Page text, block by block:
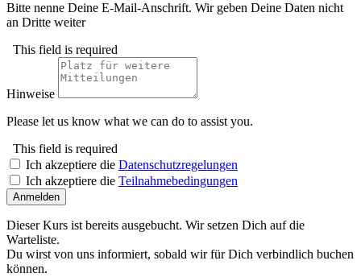
Bitte nenne Deine E-Mail-Anschrift. Wir geben Deine Daten nicht
an Dritte weiter
This field is required
Hinweise
Please let us know what we can do to assist you.
This field is required
Ich akzeptiere die Datenschutzregelungen
Ich akzeptiere die Teilnahmebedingungen
Anmelden
Dieser Kurs ist bereits ausgebucht. Wir setzen Dich auf die
Warteliste.
Du wirst von uns informiert, sobald wir für Dich verbindlich buchen
können.